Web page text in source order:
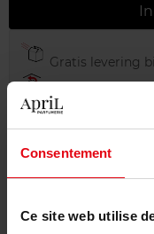
Consentement
Ce site web utilise
Gratis levering
Gratis retour in
Beschrijving